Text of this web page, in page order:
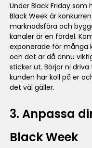
Under Black Friday
Black Week är
marknadsföra och
kanaler är en fördel.
exponerade för många
och det är då ännu
sticker ut. Börjar ni
kunden har koll på er
det väl gäller.
3. Anpassa
Black Week